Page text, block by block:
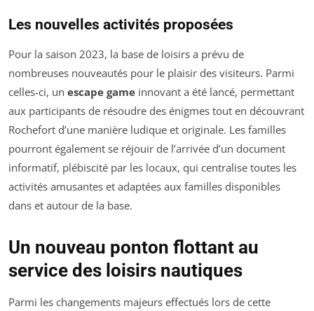
Les nouvelles activités proposées
Pour la saison 2023, la base de loisirs a prévu de
nombreuses nouveautés pour le plaisir des visiteurs. Parmi
celles-ci, un escape game innovant a été lancé, permettant
aux participants de résoudre des énigmes tout en découvrant
Rochefort d’une manière ludique et originale. Les familles
pourront également se réjouir de l’arrivée d’un document
informatif, plébiscité par les locaux, qui centralise toutes les
activités amusantes et adaptées aux familles disponibles
dans et autour de la base.
Un nouveau ponton flottant au
service des loisirs nautiques
Parmi les changements majeurs effectués lors de cette